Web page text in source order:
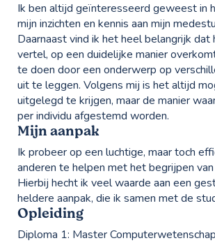
Ik ben altijd geïnteresseerd geweest in
mijn inzichten en kennis aan mijn
Daarnaast vind ik het heel belangrijk
vertel, op een duidelijke manier
te doen door een onderwerp op
uit te leggen. Volgens mij is het altijd
uitgelegd te krijgen, maar de manier
per individu afgestemd worden.
Mijn aanpak
Ik probeer op een luchtige, maar toch
anderen te helpen met het begrijpen
Hierbij hecht ik veel waarde aan een
heldere aanpak, die ik samen met de
Opleiding
Diploma 1: Master